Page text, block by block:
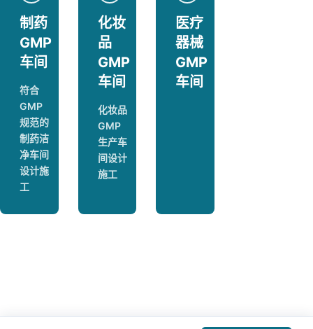
制药
GMP
车间
符合
GMP
规范的
制药洁
净车间
设计施
工
化妆
品
GMP
车间
化妆品
GMP
生产车
间设计
施工
医疗
器械
GMP
车间